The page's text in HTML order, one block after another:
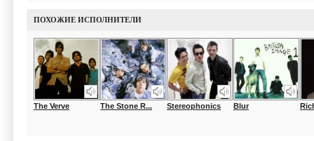
ПОХОЖИЕ ИСПОЛНИТЕЛИ
The Verve The Stone R... Stereophonics Blur